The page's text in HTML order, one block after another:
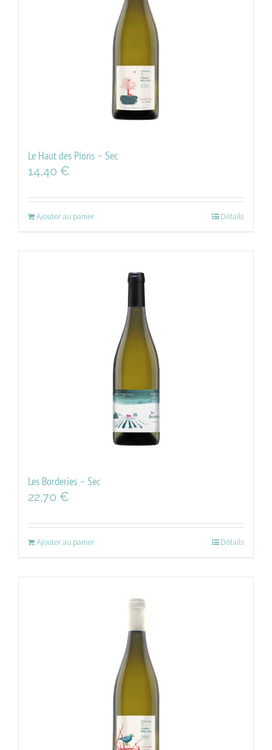
Le Haut des Pions – Sec
14,40 €
Ajouter au panier Détails
Les Borderies – Sec
22,70 €
Ajouter au panier Détails